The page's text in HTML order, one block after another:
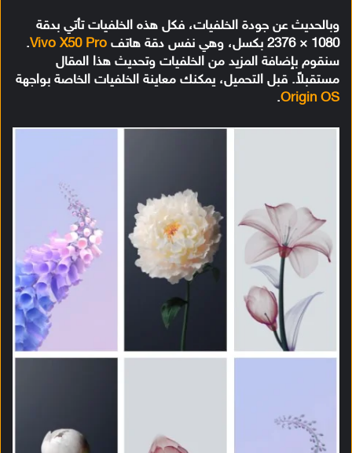
وبالحديث عن جودة الخلفيات، فكل هذه الخلفيات تأتي بدقة
1080 × 2376 بكسل، وهي نفس دقة هاتف
Vivo X50 Pro
.
سنقوم بإضافة المزيد من الخلفيات وتحديث هذا المقال
مستقبلاً. قبل التحميل، يمكنك معاينة الخلفيات الخاصة بواجهة
Origin OS
.